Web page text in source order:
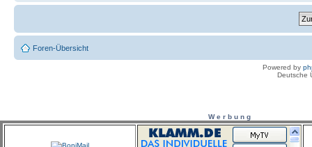
Foren-Übersicht
Powered by
Deutsche
W e r b u n g